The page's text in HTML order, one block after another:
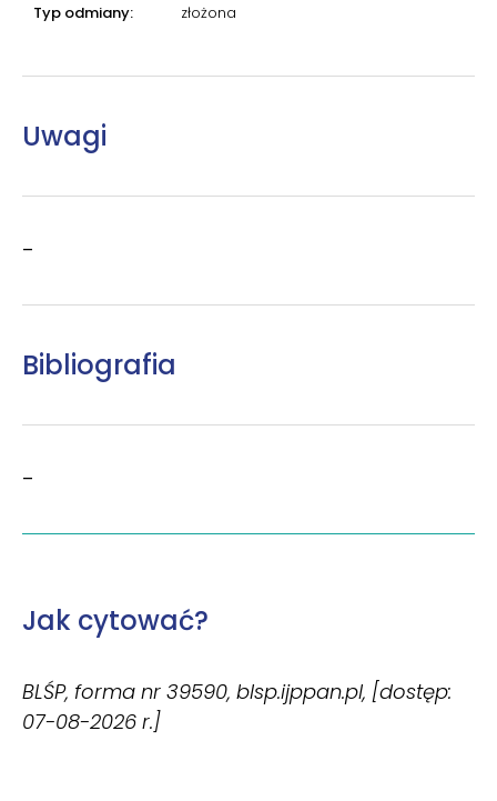
Typ odmiany: złożona
Uwagi
–
Bibliografia
–
Jak cytować?
BLŚP, forma nr 39590, blsp.ijppan.pl, [dostęp:
07-08-2026 r.]